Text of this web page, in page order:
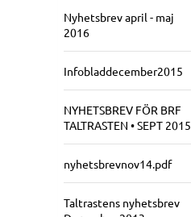
Nyhetsbrev april - maj
2016
Infobladdecember2015
NYHETSBREV FÖR BRF
TALTRASTEN • SEPT 2015
nyhetsbrevnov14.pdf
Taltrastens nyhetsbrev